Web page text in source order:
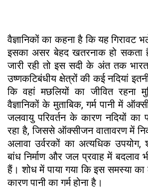
वैज्ञानिकों का कहना है कि यह गिरावट
इसका असर बेहद खतरनाक हो सकता
जारी रही तो इस सदी के अंत तक
उष्णकटिबंधीय क्षेत्रों की कई नदियां
कि वहां मछलियों का जीवित रहना
वैज्ञानिकों के मुताबिक, गर्म पानी में
जलवायु परिवर्तन के कारण नदियों का
रहा है, जिससे ऑक्सीजन वातावरण में
अलावा उर्वरकों का अत्यधिक उपयोग,
बांध निर्माण और जल प्रवाह में बदलाव
हैं। शोध में पाया गया कि इस समस्या
कारण पानी का गर्म होना है।